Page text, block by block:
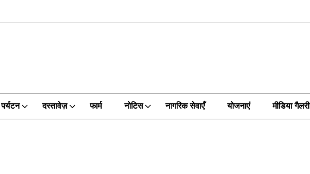
पर्यटन दस्तावेज़ फार्म नोटिस नागरिक सेवाएँ योजनाएं मीडिया गैलरी